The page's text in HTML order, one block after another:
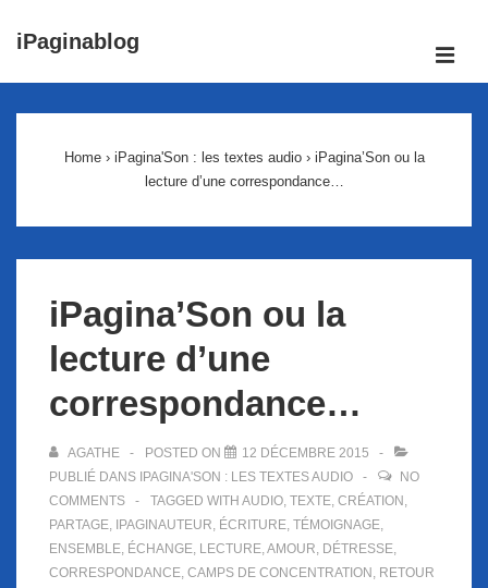
passer
iPaginablog
Home › iPagina'Son : les textes audio › iPagina’Son ou la
lecture d’une correspondance…
iPagina’Son ou la
lecture d’une
correspondance…
AGATHE POSTED ON
12 DÉCEMBRE 2015
PUBLIÉ DANS IPAGINA'SON : LES TEXTES AUDIO
NO
COMMENTS
TAGGED WITH AUDIO, TEXTE, CRÉATION ,
PARTAGE, IPAGINAUTEUR, ÉCRITURE, TÉMOIGNAGE,
ENSEMBLE, ÉCHANGE, LECTURE,AMOUR, DÉTRESSE,
CORRESPONDANCE, CAMPS DE CONCENTRATION , RETOUR